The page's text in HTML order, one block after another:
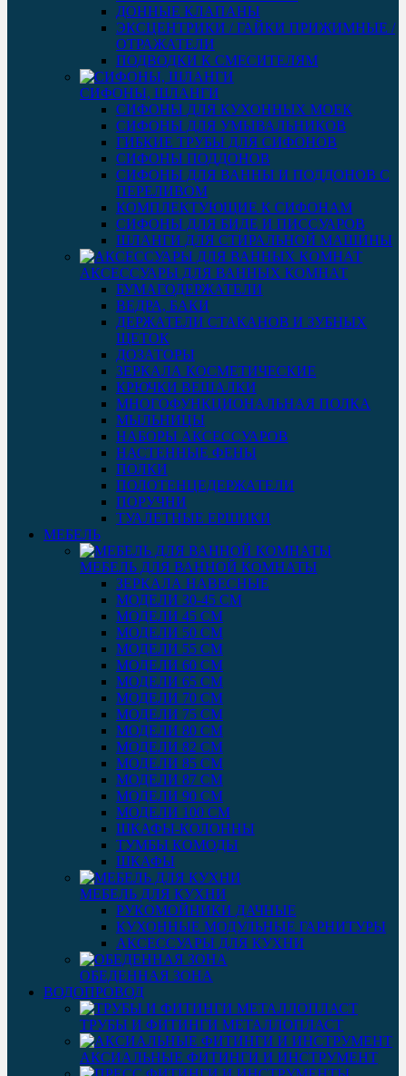
ДОННЫЕ КЛАПАНЫ
ЭКСЦЕНТРИКИ / ГАЙКИ ПРИЖИМНЫЕ /
ОТРАЖАТЕЛИ
ПОДВОДКИ К СМЕСИТЕЛЯМ
СИФОНЫ, ШЛАНГИ
СИФОНЫ ДЛЯ КУХОННЫХ МОЕК
СИФОНЫ ДЛЯ УМЫВАЛЬНИКОВ
ГИБКИЕ ТРУБЫ ДЛЯ СИФОНОВ
СИФОНЫ ПОДДОНОВ
СИФОНЫ ДЛЯ ВАННЫ И ПОДДОНОВ С
ПЕРЕЛИВОМ
КОМПЛЕКТУЮЩИЕ К СИФОНАМ
СИФОНЫ ДЛЯ БИДЕ И ПИССУАРОВ
ШЛАНГИ ДЛЯ СТИРАЛЬНОЙ МАШИНЫ
АКСЕССУАРЫ ДЛЯ ВАННЫХ КОМНАТ
БУМАГОДЕРЖАТЕЛИ
ВЕДРА, БАКИ
ДЕРЖАТЕЛИ СТАКАНОВ И ЗУБНЫХ
ЩЕТОК
ДОЗАТОРЫ
ЗЕРКАЛА КОСМЕТИЧЕСКИЕ
КРЮЧКИ ВЕШАЛКИ
МНОГОФУНКЦИОНАЛЬНАЯ ПОЛКА
МЫЛЬНИЦЫ
НАБОРЫ АКСЕССУАРОВ
НАСТЕННЫЕ ФЕНЫ
ПОЛКИ
ПОЛОТЕНЦЕДЕРЖАТЕЛИ
ПОРУЧНИ
ТУАЛЕТНЫЕ ЕРШИКИ
МЕБЕЛЬ
МЕБЕЛЬ ДЛЯ ВАННОЙ КОМНАТЫ
ЗЕРКАЛА НАВЕСНЫЕ
МОДЕЛИ 30-45 СМ
МОДЕЛИ 45 СМ
МОДЕЛИ 50 СМ
МОДЕЛИ 55 СМ
МОДЕЛИ 60 СМ
МОДЕЛИ 65 СМ
МОДЕЛИ 70 СМ
МОДЕЛИ 75 СМ
МОДЕЛИ 80 СМ
МОДЕЛИ 82 СМ
МОДЕЛИ 85 СМ
МОДЕЛИ 87 СМ
МОДЕЛИ 90 СМ
МОДЕЛИ 100 СМ
ШКАФЫ-КОЛОННЫ
ТУМБЫ КОМОДЫ
ШКАФЫ
МЕБЕЛЬ ДЛЯ КУХНИ
РУКОМОЙНИКИ ДАЧНЫЕ
КУХОННЫЕ МОДУЛЬНЫЕ ГАРНИТУРЫ
АКСЕССУАРЫ ДЛЯ КУХНИ
ОБЕДЕННАЯ ЗОНА
ВОДОПРОВОД
ТРУБЫ И ФИТИНГИ МЕТАЛЛОПЛАСТ
АКСИАЛЬНЫЕ ФИТИНГИ И ИНСТРУМЕНТ